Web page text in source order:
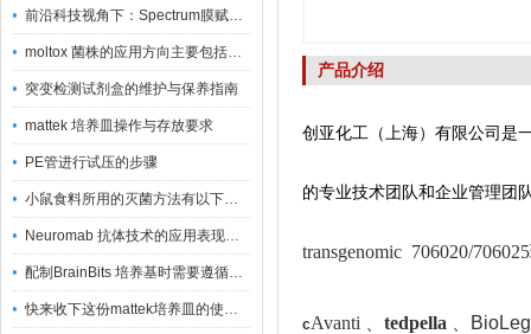
前沿科技视角下：Spectrum膜赋能精密制造
moltox 菌株的应用方向主要包括以下几个方面
突变检测试剂盒的维护与保养指南
mattek 培养皿操作与存放要求
PE管进行试压的步骤
小鼠食料所用的灭菌方法有以下三种
Neuromab 抗体技术的应用表现在这几方面
配制BrainBits 培养基时需要遵循的原则
快来收下这份mattek培养皿的使用指南
产品介绍
创亚化工（上海）有限公司是
的专业技术团队和企业管理团
transgenomic 706020/
cAvanti 、 tedpella